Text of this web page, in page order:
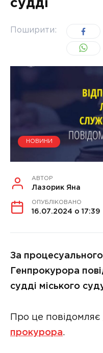
судді
Поширити:
НОВИНИ
АВТОР
Лазорик Яна
ОПУБЛІКОВАНО
16.07.2024 о 17:39
За
Генпрокурора
судді міського
Про це повідомляє
прокурора.